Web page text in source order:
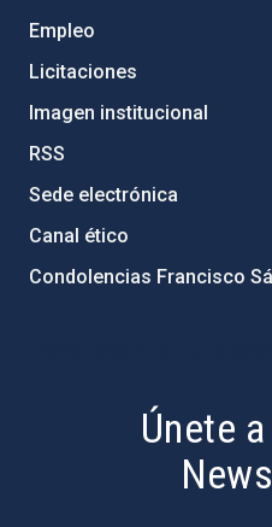
Empleo
Licitaciones
Imagen institucional
RSS
Sede electrónica
Canal ético
Condolencias Francisco
Únete